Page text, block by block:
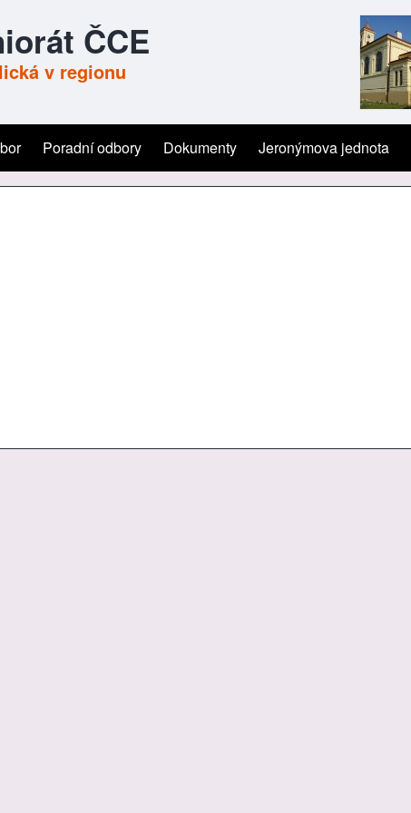
ČCE
v regionu
Poradní odbory Dokumenty Jeronýmova jednota